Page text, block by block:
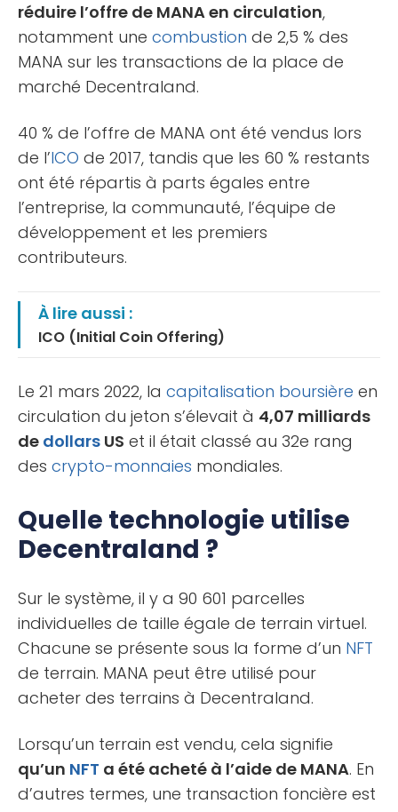
réduire l’offre de MANA en circulation,
notamment une combustion de 2,5 % des
MANA sur les transactions de la place de
marché Decentraland.
40 % de l’offre de MANA ont été vendus lors
de l’ICO de 2017, tandis que les 60 % restants
ont été répartis à parts égales entre
l’entreprise, la communauté, l’équipe de
développement et les premiers
contributeurs.
À lire aussi :
ICO (Initial Coin Offering)
Le 21 mars 2022, la capitalisation boursière en
circulation du jeton s’élevait à 4,07 milliards
de dollars US et il était classé au 32e rang
des crypto-monnaies mondiales.
Quelle technologie utilise
Decentraland ?
Sur le système, il y a 90 601 parcelles
individuelles de taille égale de terrain virtuel.
Chacune se présente sous la forme d’un NFT
de terrain. MANA peut être utilisé pour
acheter des terrains à Decentraland.
Lorsqu’un terrain est vendu, cela signifie
qu’un NFT a été acheté à l’aide de MANA. En
d’autres termes, une transaction foncière est